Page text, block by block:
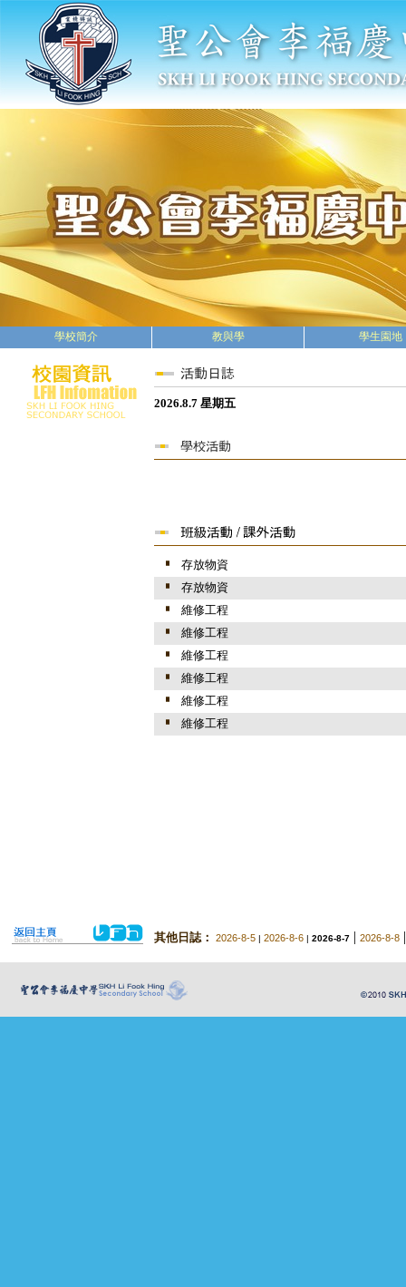
學校簡介 教與學 學生園地
2026.8.7 星期五
存放物資
存放物資
維修工程
維修工程
維修工程
維修工程
維修工程
維修工程
其他日誌： 2026-8-5 | 2026-8-6 | 2026-8-7 | 2026-8-8